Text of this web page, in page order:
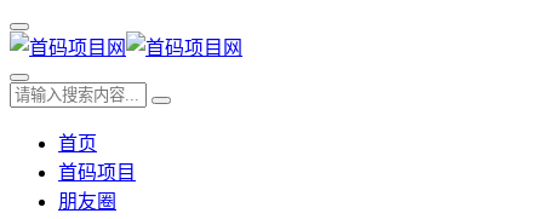
首页
首码项目
朋友圈